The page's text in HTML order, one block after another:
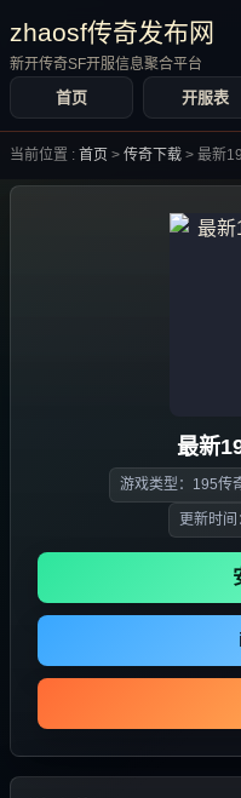
zhaosf传奇发布网
新开传奇SF开服信息聚合平台
首页 开服表
当前位置 : 首页 > 传奇下载 > 最新
最新
游戏类型：195传
更新时